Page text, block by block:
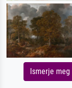
Ismerje